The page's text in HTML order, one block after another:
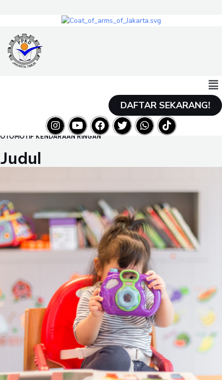
DAFTAR SEKARANG!
OTOMOTIF KENDARAAN RINGAN
Judul